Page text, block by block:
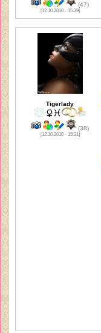
(47)
[12.10.2010 - 15:39]
Tigerlady
(38)
[12.10.2010 - 15:31]